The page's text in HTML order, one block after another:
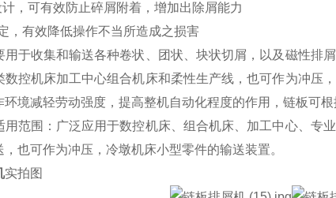
，可有效防止碎屑附着，增加出除屑能力
，有效降低操作不当所造成之损害
用于收集和输送各种卷状、团状、块状切屑，以及磁性排
数控机床加工中心组合机床和柔性生产线，也可作为冲压
环境减轻劳动强度，提高整机自动化程度的作用，链板可
用范围：广泛应用于数控机床、组合机床、加工中心、专
也可作为冲压，冷墩机床小型零件的输送装置。
实拍图